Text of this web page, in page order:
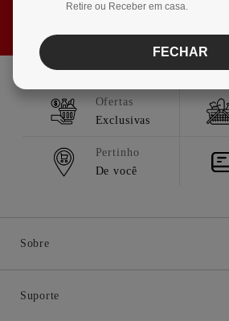
RECEBER OFERTAS
Ofertas
Exclusivas
Pertinho
De você
Sobre
Suporte
Retire ou Receber em casa.
FECHAR